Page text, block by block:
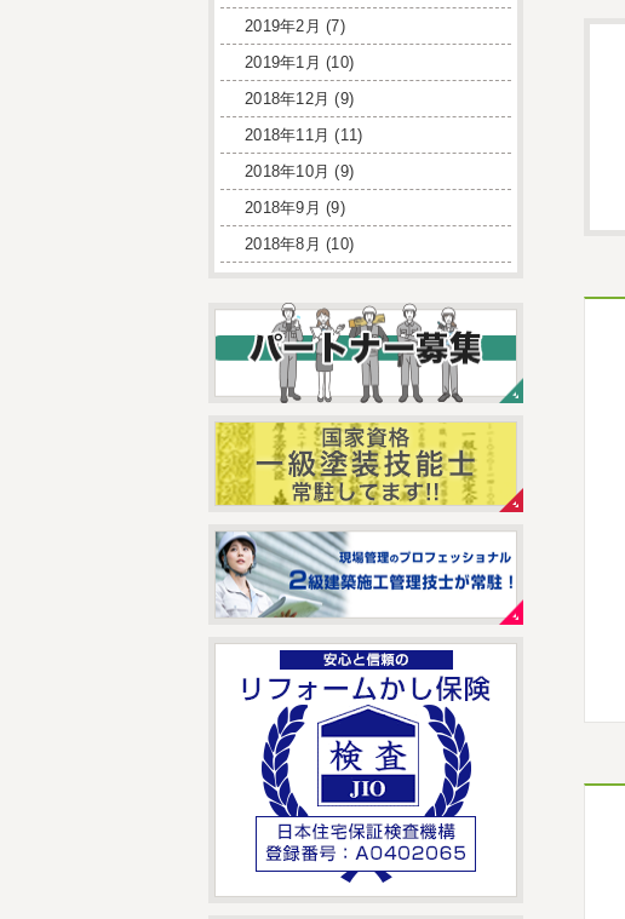
2019年2月 (7)
2019年1月 (10)
2018年12月 (9)
2018年11月 (11)
2018年10月 (9)
2018年9月 (9)
2018年8月 (10)